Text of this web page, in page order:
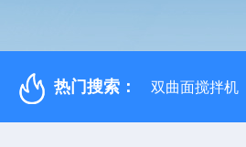
热门搜索： 双曲面搅拌机